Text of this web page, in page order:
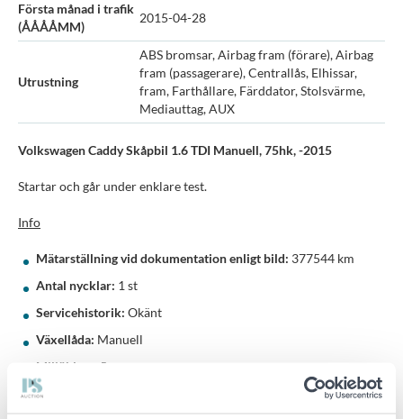
Första månad i trafik
(ÅÅÅÅMM)
2015-04-28
Utrustning
ABS bromsar, Airbag fram (förare), Airbag
fram (passagerare), Centrallås, Elhissar,
fram, Farthållare, Färddator, Stolsvärme,
Mediauttag, AUX
Volkswagen Caddy Skåpbil 1.6 TDI Manuell, 75hk, -2015
Startar och går under enklare test.
Info
Mätarställning vid dokumentation enligt bild: 377544 km
Antal nycklar: 1 st
Servicehistorik: Okänt
Växellåda: Manuell
Miljöklass:
5
Drivmedel: